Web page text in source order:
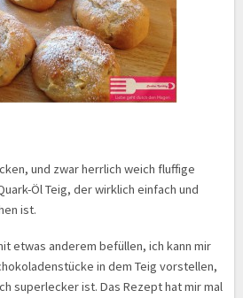
und zwar herrlich weich fluffige
Öl Teig, der wirklich einfach und
ist.
etwas anderem befüllen, ich kann mir
in dem Teig vorstellen,
superlecker ist. Das Rezept hat mir mal